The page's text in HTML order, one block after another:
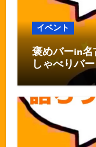
イベント
褒めバーin名
しゃべりバー